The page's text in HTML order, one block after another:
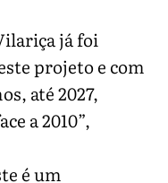
já foi
projeto e com
até 2027,
a 2010”,
é um